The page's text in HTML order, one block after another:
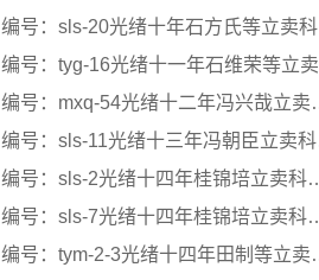
编号：sls-20光绪十年石方氏等立卖科田文契
编号：tyg-16光绪十一年石维荣等立卖科田文契
编号：mxq-54光绪十二年冯兴哉立卖科田文契
编号：sls-11光绪十三年冯朝臣立卖科田文契
编号：sls-2光绪十四年桂锦培立卖科田文契
编号：sls-7光绪十四年桂锦培立卖科田文契
编号：tym-2-3光绪十四年田制等立卖科田文契